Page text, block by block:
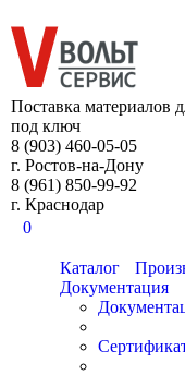
Поставка материалов
под ключ
8 (903) 460-05-05
г. Ростов-на-Дону
8 (961) 850-99-92
г. Краснодар
0
Каталог
Документация